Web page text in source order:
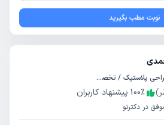
نوبت مطب بگیرید
فوق تخصص جراحی پلاستیک / تخصص جراحی عمومی
100٪
پیشنهاد کاربران
در دکترتو